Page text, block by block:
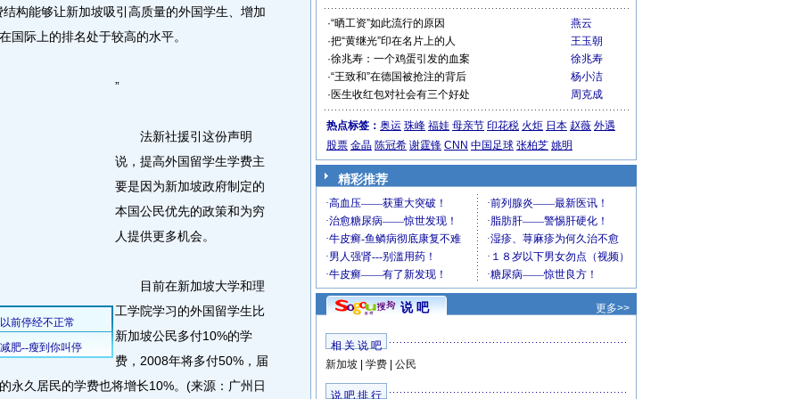
能够让新加坡吸引高质量的外国学生、增加
国际上的排名处于较高的水平。
”
法新社援引这份声明
说，提高外国留学生学费主
要是因为新加坡政府制定的
本国公民优先的政策和为穷
人提供更多机会。
目前在新加坡大学和理
工学院学习的外国留学生比
新加坡公民多付10%的学
费，2008年将多付50%，届
永久居民的学费也将增长10%。(来源：广州日
·“晒工资”如此流行的原因
燕云
·把“黄继光”印在名片上的人
王玉朝
·徐兆寿：一个鸡蛋引发的血案
徐兆寿
·“王致和”在德国被抢注的背后
杨小洁
· 医生收红包对社会有三个好处 周克成
热点标签： 奥运 珠峰 福娃 母亲节 印花税 火炬 日本 赵薇 外遇
股票 金晶 陈冠希 谢霆锋 CNN 中国足球 张柏芝 姚明
精彩推荐
说 吧 更多>>
相 关 说 吧
新加坡| 学费| 公民
说 吧 排 行